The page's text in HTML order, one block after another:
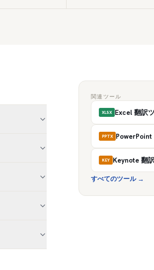
関連ツール
XLSX Excel 翻訳
PPTX
KEY Keynote 翻
すべてのツール →